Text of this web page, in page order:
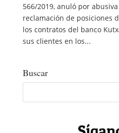
566/2019, anuló por
reclamación de posiciones
los contratos del banco
sus clientes en los...
Buscar